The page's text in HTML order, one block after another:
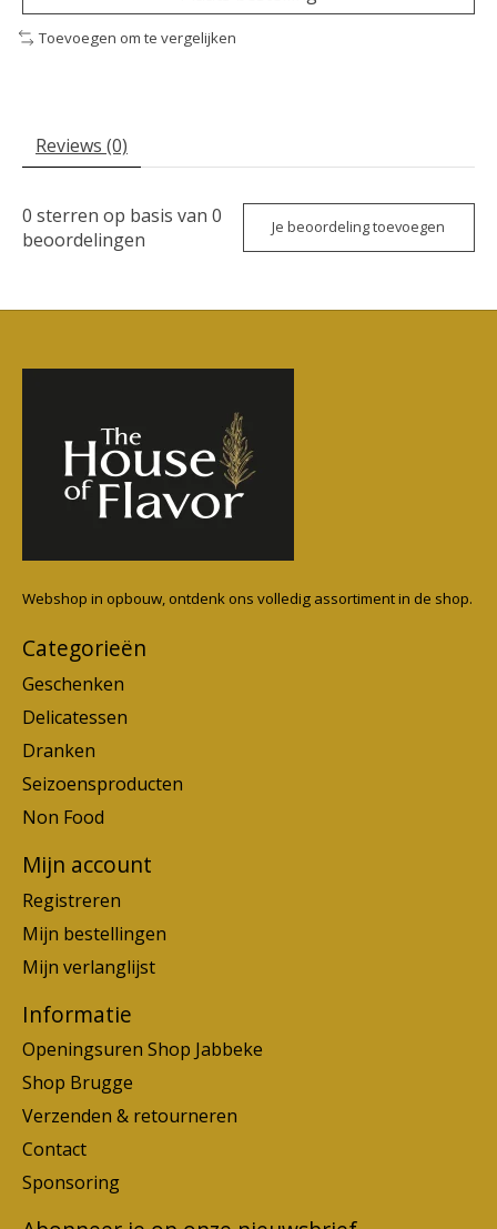
Toevoegen om te vergelijken
Reviews (0)
0 sterren op basis van 0
beoordelingen
Je beoordeling toevoegen
Webshop in opbouw, ontdenk ons volledig assortiment in de shop.
Categorieën
Geschenken
Delicatessen
Dranken
Seizoensproducten
Non Food
Mijn account
Registreren
Mijn bestellingen
Mijn verlanglijst
Informatie
Openingsuren Shop Jabbeke
Shop Brugge
Verzenden & retourneren
Contact
Sponsoring